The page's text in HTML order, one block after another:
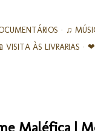
♫
VISITA ÀS LIVRARIAS ❤
Maléfica |